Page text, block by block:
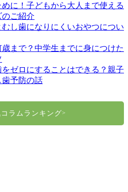
に！子どもから大人まで使える
ご紹介
し歯になりにくいおやつについ
まで？中学生までに身につけた
ゼロにすることはできる？親子
歯予防の話
>
コラムランキング